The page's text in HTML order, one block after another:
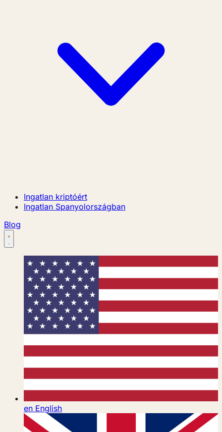
Ingatlan kriptóért
Ingatlan Spanyolországban
Blog
en English